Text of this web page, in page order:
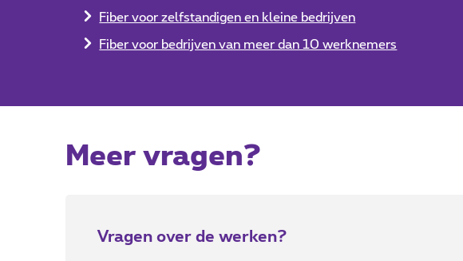
Fiber voor zelfstandigen en kleine bedrijven
Fiber voor bedrijven van meer dan 10 werknemers
Meer vragen?
Vragen over de werken?